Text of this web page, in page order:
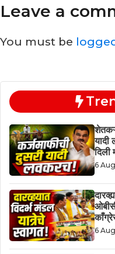
Leave a
You must be
यादी
दिली
6
6